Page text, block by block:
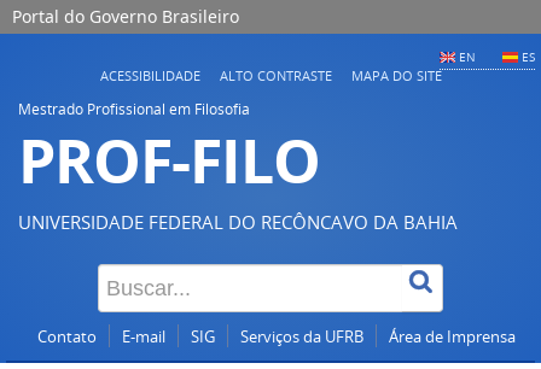
Portal do Governo Brasileiro
EN ES
ACESSIBILIDADE ALTO CONTRASTE
MAPA DO SITE
Mestrado Profissional em Filosofia
PROF-FILO
UNIVERSIDADE FEDERAL DO RECÔNCAVO DA BAHIA
Contato E-mail SIG Serviços da UFRB Área de Imprensa